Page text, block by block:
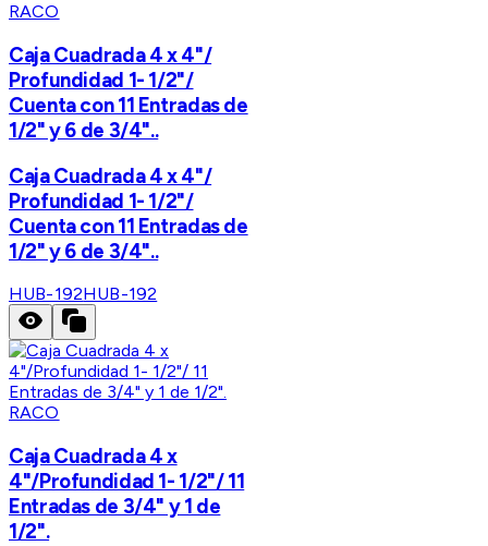
RACO
Caja Cuadrada 4 x 4"/
Profundidad 1- 1/2"/
Cuenta con 11 Entradas de
1/2" y 6 de 3/4"..
Caja Cuadrada 4 x 4"/
Profundidad 1- 1/2"/
Cuenta con 11 Entradas de
1/2" y 6 de 3/4"..
HUB-192HUB-192
RACO
Caja Cuadrada 4 x
4"/Profundidad 1- 1/2"/ 11
Entradas de 3/4" y 1 de
1/2".